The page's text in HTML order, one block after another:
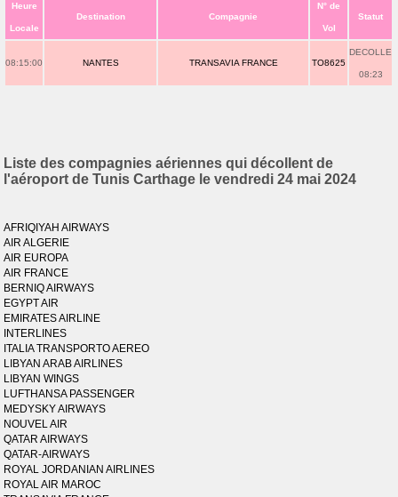
Heure
Locale
Destination Compagnie
N° de
Vol
Statut
08:15:00 NANTES TRANSAVIA FRANCE TO8625
DECOLLE
08:23
Liste des compagnies aériennes qui décollent de
l'aéroport de Tunis Carthage le vendredi 24 mai 2024
AFRIQIYAH AIRWAYS
AIR ALGERIE
AIR EUROPA
AIR FRANCE
BERNIQ AIRWAYS
EGYPT AIR
EMIRATES AIRLINE
INTERLINES
ITALIA TRANSPORTO AEREO
LIBYAN ARAB AIRLINES
LIBYAN WINGS
LUFTHANSA PASSENGER
MEDYSKY AIRWAYS
NOUVEL AIR
QATAR AIRWAYS
QATAR-AIRWAYS
ROYAL JORDANIAN AIRLINES
ROYAL AIR MAROC